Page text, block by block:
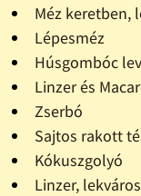
Méz keretben,
Lépesméz
Húsgombóc
Linzer és
Zserbó
Sajtos rakott
Kókuszgolyó
Linzer, lekváros